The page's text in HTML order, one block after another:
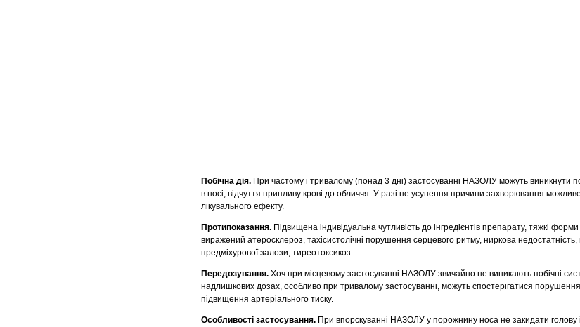
Побічна дія. При частому і тривалому (понад 3 дні) застосуванні НАЗОЛУ можуть виникнути
в носі, відчуття припливу крові до обличчя. У разі не усунення причини захворювання
лікувального ефекту.
Протипоказання. Підвищена індивідуальна чутливість до інгредієнтів препарату, тяжкі форми
виражений атеросклероз, тахісистолічні порушення серцевого ритму, ниркова
предміхурової залози, тиреотоксикоз.
Передозування. Хоч при місцевому застосуванні НАЗОЛУ звичайно не виникають побічні
надлишкових дозах, особливо при тривалому застосуванні, можуть спостерігатися
підвищення артеріального тиску.
Особливості застосування. При впорскуванні НАЗОЛУ у порожнину носа не закидати